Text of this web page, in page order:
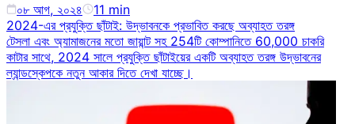
০৮ আগ, ২০২৪ 11 min
2024-এর প্রযুক্তি ছাঁটাই: উদ্ভাবনকে প্রভাবিত করছে অব্যাহত তরঙ্গ
টেসলা এবং অ্যামাজনের মতো জায়ান্ট সহ 254টি কোম্পানিতে 60,000 চাকরি
কাটার সাথে, 2024 সালে প্রযুক্তি ছাঁটাইয়ের একটি অব্যাহত তরঙ্গ উদ্ভাবনের
ল্যান্ডস্কেপকে নতুন আকার দিতে দেখা যাচ্ছে।